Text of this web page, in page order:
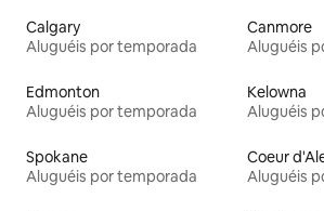
Calgary
Aluguéis por temporada
Canmore
Aluguéis
Edmonton
Aluguéis por temporada
Kelowna
Aluguéis
Spokane
Aluguéis por temporada
Coeur
Aluguéis